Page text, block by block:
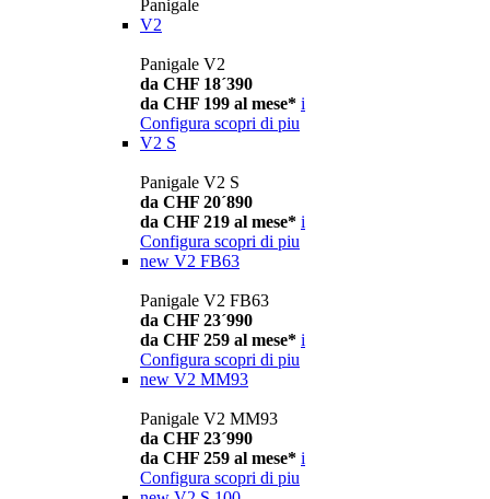
Panigale
V2
Panigale V2
da CHF 18´390
da CHF 199 al mese* i
Configura scopri di piu
V2 S
Panigale V2 S
da CHF 20´890
da CHF 219 al mese* i
Configura scopri di piu
new V2 FB63
Panigale V2 FB63
da CHF 23´990
da CHF 259 al mese* i
Configura scopri di piu
new V2 MM93
Panigale V2 MM93
da CHF 23´990
da CHF 259 al mese* i
Configura scopri di piu